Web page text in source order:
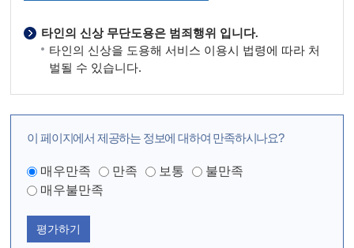
타인의 신상 무단도용은 범죄행위 입니다.
타인의 신상을 도용해 서비스 이용시 법령에 따라 처
벌될 수 있습니다.
이 페이지에서 제공하는 정보에 대하여 만족하시나요?
매우만족 만족 보통
불만족
매우불만족
평가하기